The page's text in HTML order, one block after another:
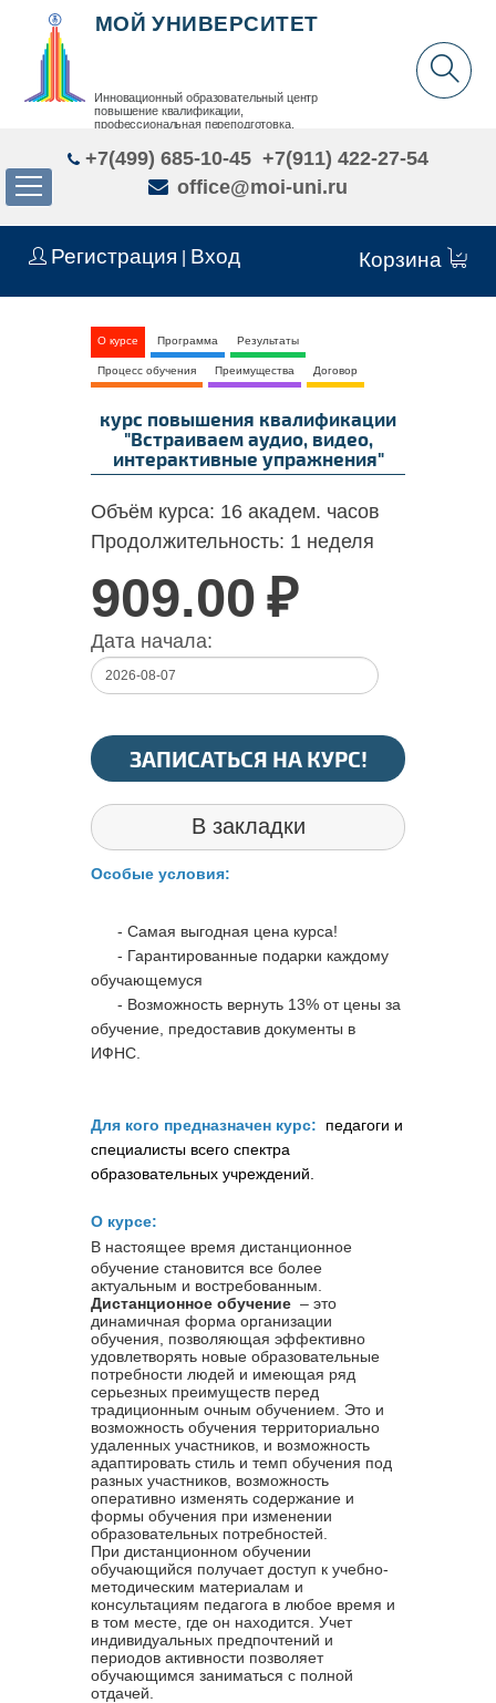
Регистрация Вход Корзина
МОЙ УНИВЕРСИТЕТ
Инновационный образовательный центр
повышение квалификации,
профессиональная переподготовка,
+7(499) 685-10-45 +7(911) 422-27-54
office@moi-uni.ru
О курсе Программа Результаты
Процесс обучения Преимущества Договор
курс повышения квалификации
"Встраиваем аудио, видео,
интерактивные упражнения"
Объём курса: 16 академ. часов
Продолжительность: 1 неделя
909.00 ₽
Дата начала:
ЗАПИСАТЬСЯ НА КУРС!
В закладки
Особые условия:
- Самая выгодная цена курса!
- Гарантированные подарки каждому
обучающемуся
- Возможность вернуть 13% от цены за
обучение, предоставив документы в
ИФНС.
Для кого предназначен курс:
педагоги и
специалисты всего спектра
образовательных учреждений.
О курсе:
В настоящее время дистанционное
обучение становится все более
актуальным и востребованным.
Дистанционное обучение – это
динамичная форма организации
обучения, позволяющая эффективно
удовлетворять новые образовательные
потребности людей и имеющая ряд
серьезных преимуществ перед
традиционным очным обучением. Это и
возможность обучения территориально
удаленных участников, и возможность
адаптировать стиль и темп обучения под
разных участников, возможность
оперативно изменять содержание и
формы обучения при изменении
образовательных потребностей.
При дистанционном обучении
обучающийся получает доступ к учебно-
методическим материалам и
консультациям педагога в любое время и
в том месте, где он находится. Учет
индивидуальных предпочтений и
периодов активности позволяет
обучающимся заниматься с полной
отдачей.